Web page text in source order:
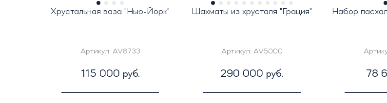
Хрустальная ваза "Нью-Йорк"
Артикул: AV8733
115 000 руб.
Шахматы из хрусталя "Грация"
Артикул: AV5000
290 000 руб.
Набор
78